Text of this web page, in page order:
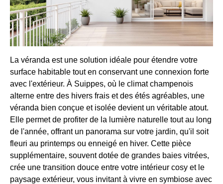
La véranda est une solution idéale pour étendre votre
surface habitable tout en conservant une connexion forte
avec l'extérieur. À Suippes, où le climat champenois
alterne entre des hivers frais et des étés agréables, une
véranda bien conçue et isolée devient un véritable atout.
Elle permet de profiter de la lumière naturelle tout au long
de l'année, offrant un panorama sur votre jardin, qu'il soit
fleuri au printemps ou enneigé en hiver. Cette pièce
supplémentaire, souvent dotée de grandes baies vitrées,
crée une transition douce entre votre intérieur cosy et le
paysage extérieur, vous invitant à vivre en symbiose avec